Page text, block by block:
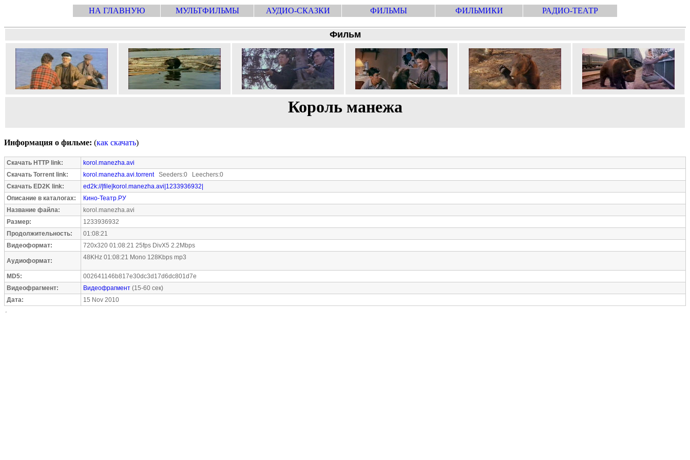
НА ГЛАВНУЮ МУЛЬТФИЛЬМЫ АУДИО-СКАЗКИ ФИЛЬМЫ ФИЛЬМИКИ РАДИО-ТЕАТР
Фильм
Король манежа
Информация о фильме: (как скачать)
Скачать HTTP link:
korol.manezha.avi
Скачать Torrent link:
korol.manezha.avi.torrentSeeders:0 Leechers:0
Скачать ED2K link:
ed2k://|file|korol.manezha.avi|1233936932|
Описание в каталогах:
Кино-Театр.РУ
Название файла:
korol.manezha.avi
Размер:
1233936932
Продолжительность:
01:08:21
Видеоформат:
720x320 01:08:21 25fps DivX5 2.2Mbps
Аудиоформат: 48KHz 01:08:21 Mono 128Kbps mp3
MD5:
002641146b817e30dc3d17d6dc801d7e
Видеофрагмент:
Видеофрагмент (15-60 сек)
Дата:
15 Nov 2010